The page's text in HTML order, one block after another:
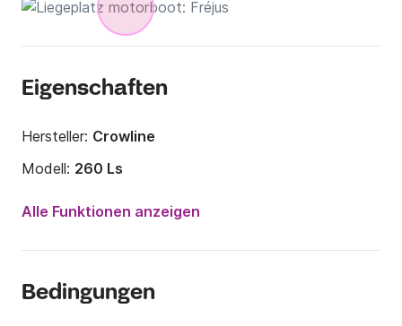
Eigenschaften
Hersteller: Crowline
Modell: 260 Ls
Motorleistung:
Anzahl Plätze an Bord:
Alle Funktionen anzeigen
Bedingungen